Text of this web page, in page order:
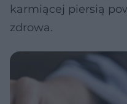
karmiącej piersią
zdrowa.